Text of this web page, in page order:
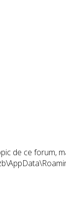
de ce forum,